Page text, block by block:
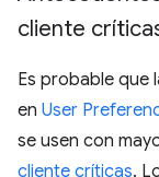
cliente
Es probable que
en User
se usen con
cliente críticas.